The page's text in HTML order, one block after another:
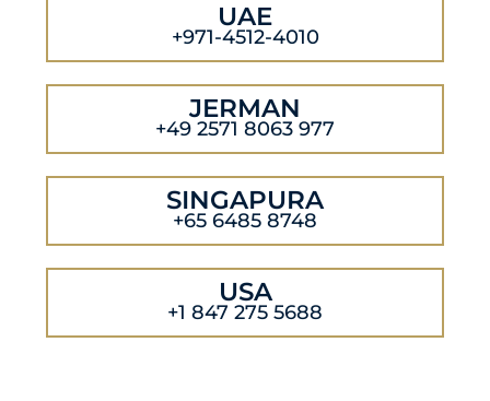
UAE
+971-4512-4010
JERMAN
+49 2571 8063 977
SINGAPURA
+65 6485 8748
USA
+1 847 275 5688